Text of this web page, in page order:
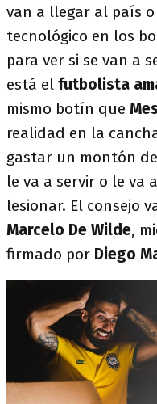
van a llegar al país
tecnológico en los
para ver si se van a
está el futbolista
mismo botín que
realidad en la
gastar un montón
le va a servir o le va
lesionar. El consejo
Marcelo De Wilde,
firmado por Diego